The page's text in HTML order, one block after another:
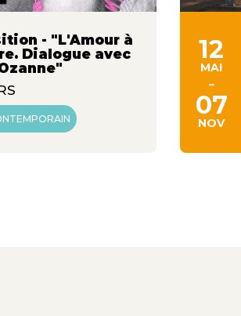
- "L'Amour à
Dialogue avec
12
MAI
-
07
NOV